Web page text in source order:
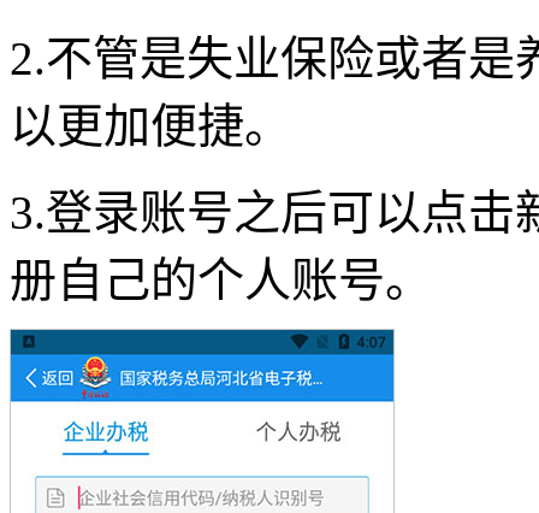
2.不管是失业保险或者
以更加便捷。
3.登录账号之后可以点
册自己的个人账号。